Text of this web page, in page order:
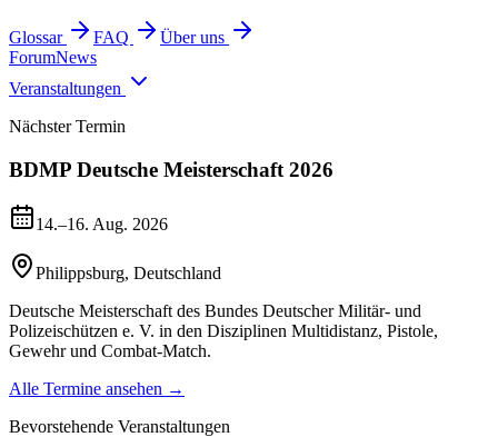
Glossar FAQ
Über uns
ForumNews
Veranstaltungen
Nächster Termin
BDMP Deutsche Meisterschaft 2026
14.–16. Aug. 2026
Philippsburg, Deutschland
Deutsche Meisterschaft des Bundes Deutscher Militär- und
Polizeischützen e. V. in den Disziplinen Multidistanz, Pistole,
Gewehr und Combat-Match.
Alle Termine ansehen →
Bevorstehende Veranstaltungen